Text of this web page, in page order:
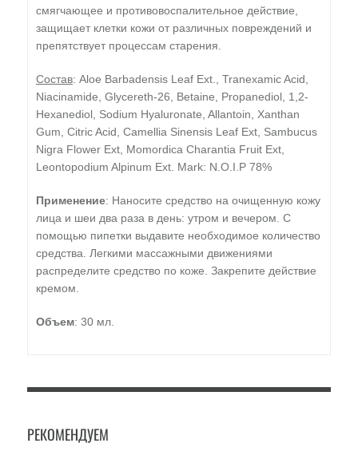
смягчающее и противовоспалительное действие,
защищает клетки кожи от различных повреждений и
препятствует процессам старения.
Состав: Aloe Barbadensis Leaf Ext., Tranexamic Acid,
Niacinamide, Glycereth-26, Betaine, Propanediol, 1,2-
Hexanediol, Sodium Hyaluronate, Allantoin, Xanthan
Gum, Citric Acid, Camellia Sinensis Leaf Ext, Sambucus
Nigra Flower Ext, Momordica Charantia Fruit Ext,
Leontopodium Alpinum Ext. Mark: N.O.I.P 78%
Применение: Наносите средство на очищенную кожу
лица и шеи два раза в день: утром и вечером. С
помощью пипетки выдавите необходимое количество
средства. Легкими массажными движениями
распределите средство по коже. Закрепите действие
кремом.
Объем: 30 мл.
РЕКОМЕНДУЕМ